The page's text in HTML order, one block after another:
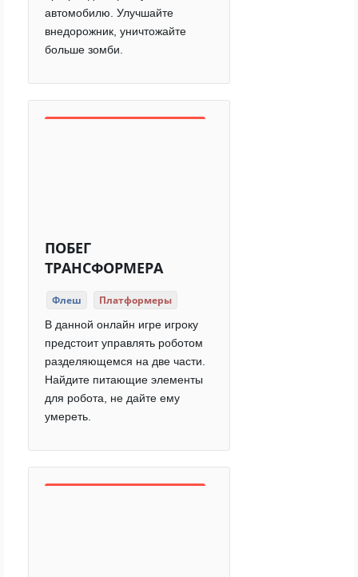
автомобилю. Улучшайте
внедорожник, уничтожайте
больше зомби.
ПОБЕГ
ТРАНСФОРМЕРА
Флеш Платформеры
В данной онлайн игре игроку
предстоит управлять роботом
разделяющемся на две части.
Найдите питающие элементы
для робота, не дайте ему
умереть.